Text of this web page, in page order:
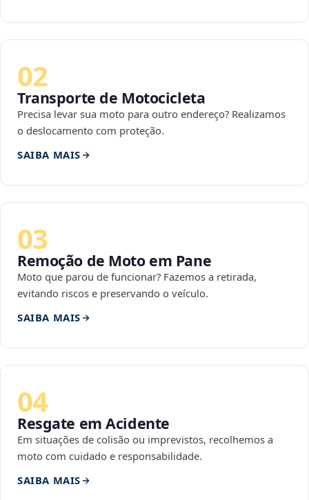
02
Transporte de Motocicleta
Precisa levar sua moto para outro endereço? Realizamos
o deslocamento com proteção.
SAIBA MAIS
03
Remoção de Moto em Pane
Moto que parou de funcionar? Fazemos a retirada,
evitando riscos e preservando o veículo.
SAIBA MAIS
04
Resgate em Acidente
Em situações de colisão ou imprevistos, recolhemos a
moto com cuidado e responsabilidade.
SAIBA MAIS